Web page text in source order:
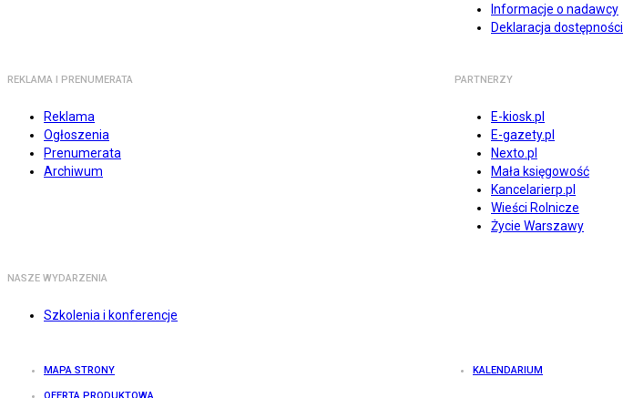
Informacje o nadawcy
Deklaracja dostępności
REKLAMA I PRENUMERATA
Reklama
Ogłoszenia
Prenumerata
Archiwum
PARTNERZY
E-kiosk.pl
E-gazety.pl
Nexto.pl
Mała księgowość
Kancelarierp.pl
Wieści Rolnicze
Życie Warszawy
NASZE WYDARZENIA
Szkolenia i konferencje
MAPA STRONY KALENDARIUM